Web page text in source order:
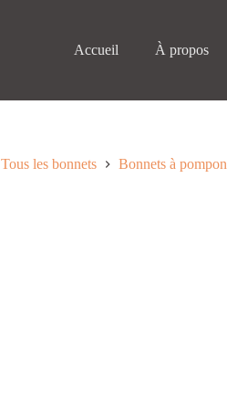
Accueil À propos
Tous les bonnets Bonnets à pompon